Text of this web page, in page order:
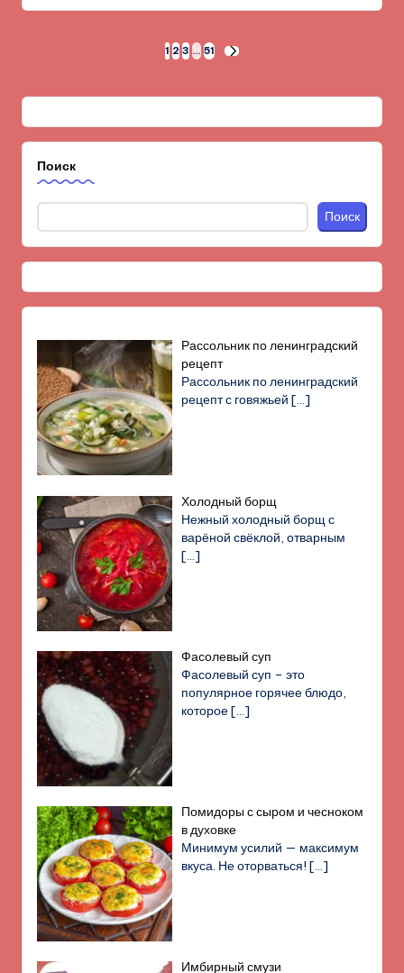
записей
1 2 3 … 51
СЛЕД.
Поиск
Поиск
Рассольник по ленинградский
рецепт
Рассольник по ленинградский
рецепт с говяжьей[…]
Холодный борщ
Нежный холодный борщ с
варёной свёклой, отварным
[…]
Фасолевый суп
Фасолевый суп – это
популярное горячее блюдо,
которое[…]
Помидоры с сыром и чесноком
в духовке
Минимум усилий — максимум
вкуса. Не оторваться![…]
Имбирный смузи